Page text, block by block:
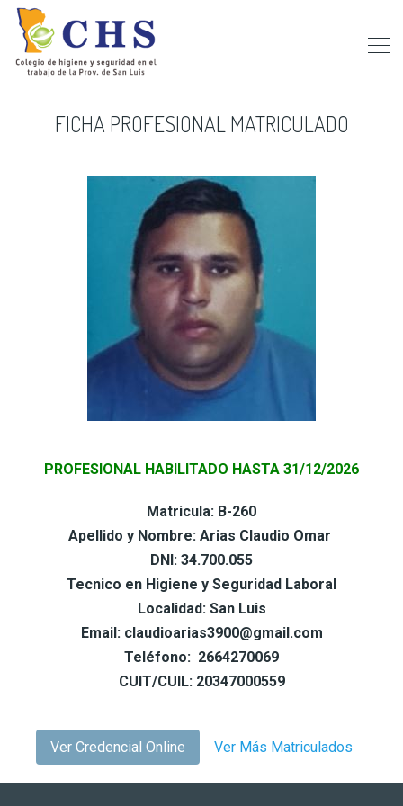
FICHA PROFESIONAL MATRICULADO
PROFESIONAL HABILITADO HASTA 31/12/2026
Matricula: B-260
Apellido y Nombre: Arias Claudio Omar
DNI: 34.700.055
Tecnico en Higiene y Seguridad Laboral
Localidad: San Luis
Email: claudioarias3900@gmail.com
Teléfono: 2664270069
CUIT/CUIL: 20347000559
Ver Credencial Online Ver Más Matriculados